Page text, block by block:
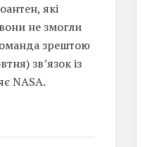
які
не змогли
зрештою
зв’язок із
NASA.